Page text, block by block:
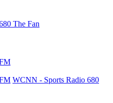
The Fan
WCNN - Sports Radio 680